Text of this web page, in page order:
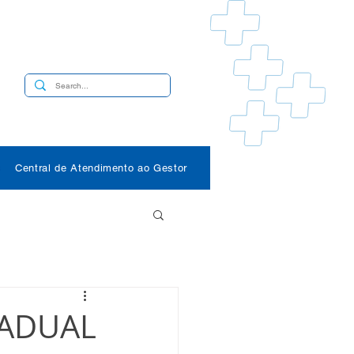
Central de Atendimento ao Gestor